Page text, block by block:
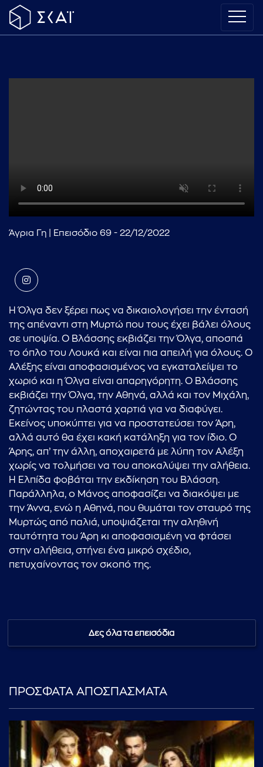
Άγρια Γη | Επεισόδιο 69 - 22/12/2022
Η Όλγα δεν ξέρει πως να δικαιολογήσει την έντασή
της απέναντι στη Μυρτώ που τους έχει βάλει όλους
σε υποψία. Ο Βλάσσης εκβιάζει την Όλγα, αποσπά
το όπλο του Λουκά και είναι πια απειλή για όλους. Ο
Αλέξης είναι αποφασισμένος να εγκαταλείψει το
χωριό και η Όλγα είναι απαρηγόρητη. Ο Βλάσσης
εκβιάζει την Όλγα, την Αθηνά, αλλά και τον Μιχάλη,
ζητώντας του πλαστά χαρτιά για να διαφύγει.
Εκείνος υποκύπτει για να προστατεύσει τον Άρη,
αλλά αυτό θα έχει κακή κατάληξη για τον ίδιο. Ο
Άρης, απ’ την άλλη, αποχαιρετά με λύπη τον Αλέξη
χωρίς να τολμήσει να του αποκαλύψει την αλήθεια.
Η Ελπίδα φοβάται την εκδίκηση του Βλάσση.
Παράλληλα, ο Μάνος αποφασίζει να διακόψει με
την Άννα, ενώ η Αθηνά, που θυμάται τον σταυρό της
Μυρτώς από παλιά, υποψιάζεται την αληθινή
ταυτότητα του Άρη κι αποφασισμένη να φτάσει
στην αλήθεια, στήνει ένα μικρό σχέδιο,
πετυχαίνοντας τον σκοπό της.
Δες όλα τα επεισόδια
ΠΡΟΣΦΑΤΑ ΑΠΟΣΠΑΣΜΑΤΑ